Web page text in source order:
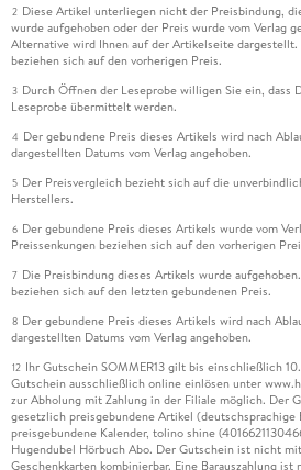
2 Diese Artikel unterliegen nicht der Preisbindung,
wurde aufgehoben oder der Preis wurde vom Verlag
Alternative wird Ihnen auf der Artikelseite dargestellt.
beziehen sich auf den vorherigen Preis.
3 Durch Öffnen der Leseprobe willigen Sie ein, dass
Leseprobe übermittelt werden.
4 Der gebundene Preis dieses Artikels wird nach
dargestellten Datums vom Verlag angehoben.
5 Der Preisvergleich bezieht sich auf die
Herstellers.
6 Der gebundene Preis dieses Artikels wurde vom
Preissenkungen beziehen sich auf den vorherigen
7 Die Preisbindung dieses Artikels wurde
beziehen sich auf den letzten gebundenen Preis.
8 Der gebundene Preis dieses Artikels wird nach
dargestellten Datums vom Verlag angehoben.
12 Ihr Gutschein SOMMER13 gilt bis einschließlich
Gutschein ausschließlich online einlösen unter
zur Abholung mit Zahlung in der Filiale möglich. Der
gesetzlich preisgebundene Artikel (deutschsprachige
preisgebundene Kalender, tolino shine
Hugendubel Hörbuch Abo. Der Gutschein ist nicht
Geschenkkarten kombinierbar. Eine Barauszahlung